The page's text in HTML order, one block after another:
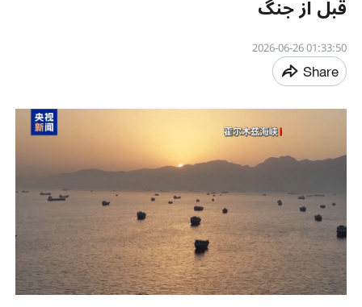
قبل از جنگ
01:33:50 2026-06-26
Share